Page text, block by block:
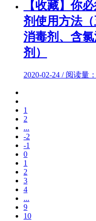
【收藏】你
剂使用方法
消毒剂、含
剂）
2020-02-24 / 阅读量
1
2
...
-2
-1
0
1
2
3
4
...
9
10